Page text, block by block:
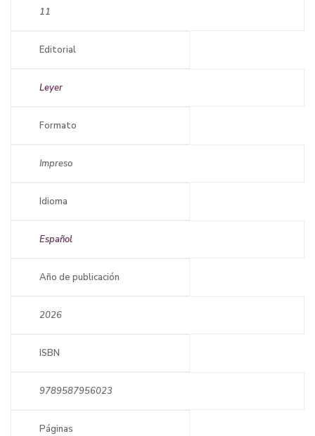
11
Editorial
Leyer
Formato
Impreso
Idioma
Español
Año de publicación
2026
ISBN
9789587956023
Páginas